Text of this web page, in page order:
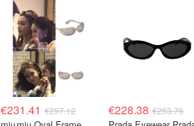
€231.41 €257.12 €228.38 €253.76